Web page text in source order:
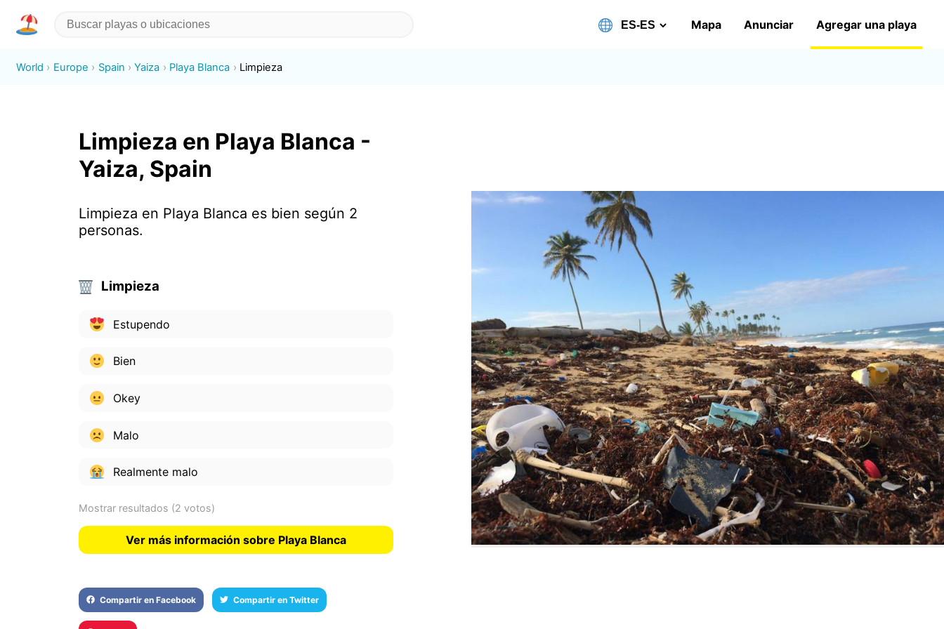
Mapa Anunciar Agregar una playa
World Europe Spain Yaiza Playa Blanca Limpieza
Limpieza en Playa Blanca -
Yaiza, Spain
Limpieza en Playa Blanca es bien según 2
personas.
Limpieza
Estupendo
Bien
Okey
Malo
Realmente malo
Mostrar resultados (2 votos)
Ver más información sobre Playa Blanca
Compartir en Facebook Compartir en Twitter